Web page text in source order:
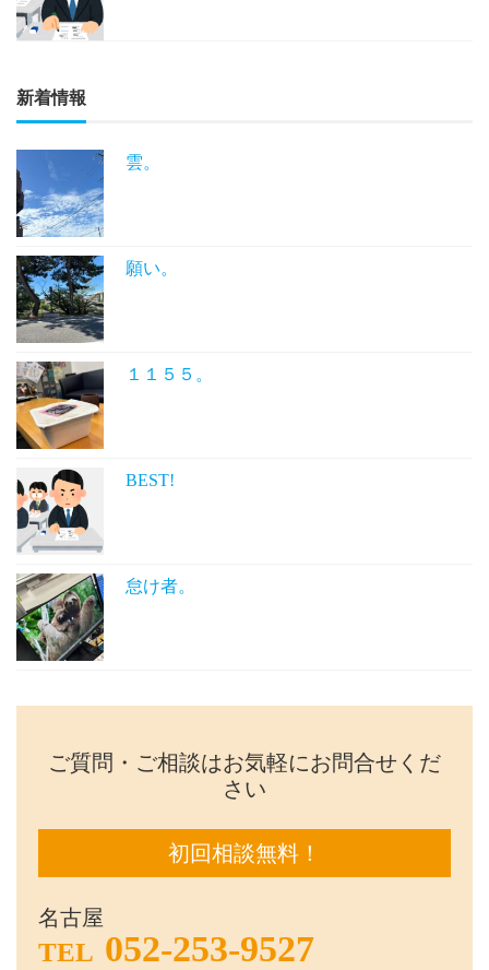
新着情報
雲。
願い。
１１５５。
BEST!
怠け者。
ご質問・ご相談はお気軽にお問合せくだ
さい
初回相談無料！
名古屋
TEL 052-253-9527